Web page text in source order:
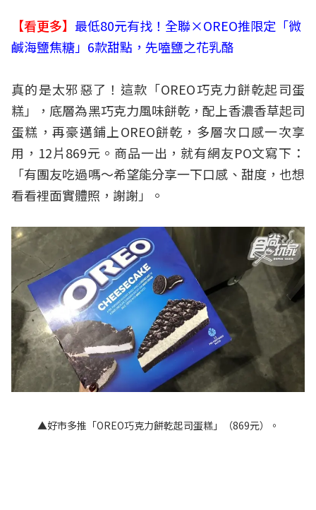
【看更多】 最低80元有找！全聯×OREO推限定「微
鹹海鹽焦糖」6款甜點，先嗑鹽之花乳酪
真的是太邪惡了！這款「OREO巧克力餅乾起司蛋
糕」，底層為黑巧克力風味餅乾，配上香濃香草起司
蛋糕，再豪邁鋪上OREO餅乾，多層次口感一次享
用，12片869元。商品一出，就有網友PO文寫下：
「有團友吃過嗎～希望能分享一下口感、甜度，也想
看看裡面實體照，謝謝」。
▲好市多推「OREO巧克力餅乾起司蛋糕」（869元）。